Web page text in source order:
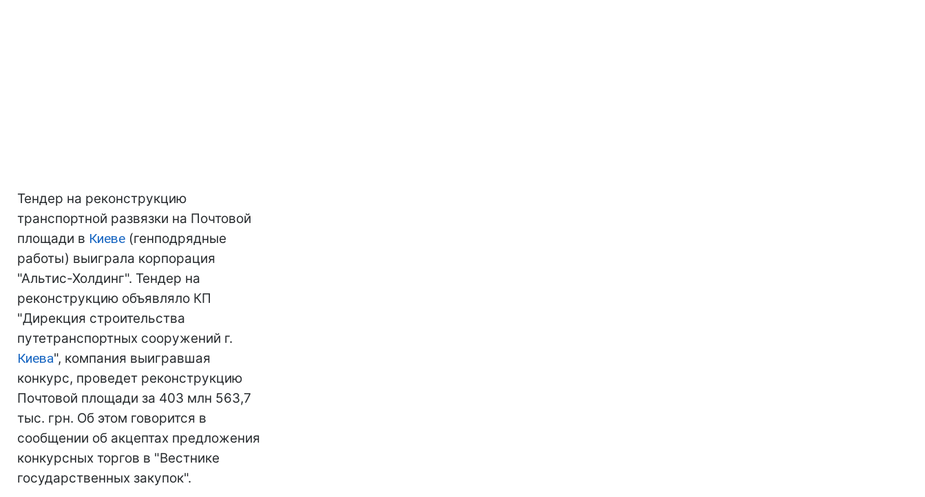
Тендер на реконструкцию
транспортной развязки на Почтовой
площади в Киеве (генподрядные
работы) выиграла корпорация
"Альтис-Холдинг". Тендер на
реконструкцию объявляло КП
"Дирекция строительства
путетранспортных сооружений г.
Киева", компания выигравшая
конкурс, проведет реконструкцию
Почтовой площади за 403 млн 563,7
тыс. грн. Об этом говорится в
сообщении об акцептах предложения
конкурсных торгов в "Вестнике
государственных закупок".